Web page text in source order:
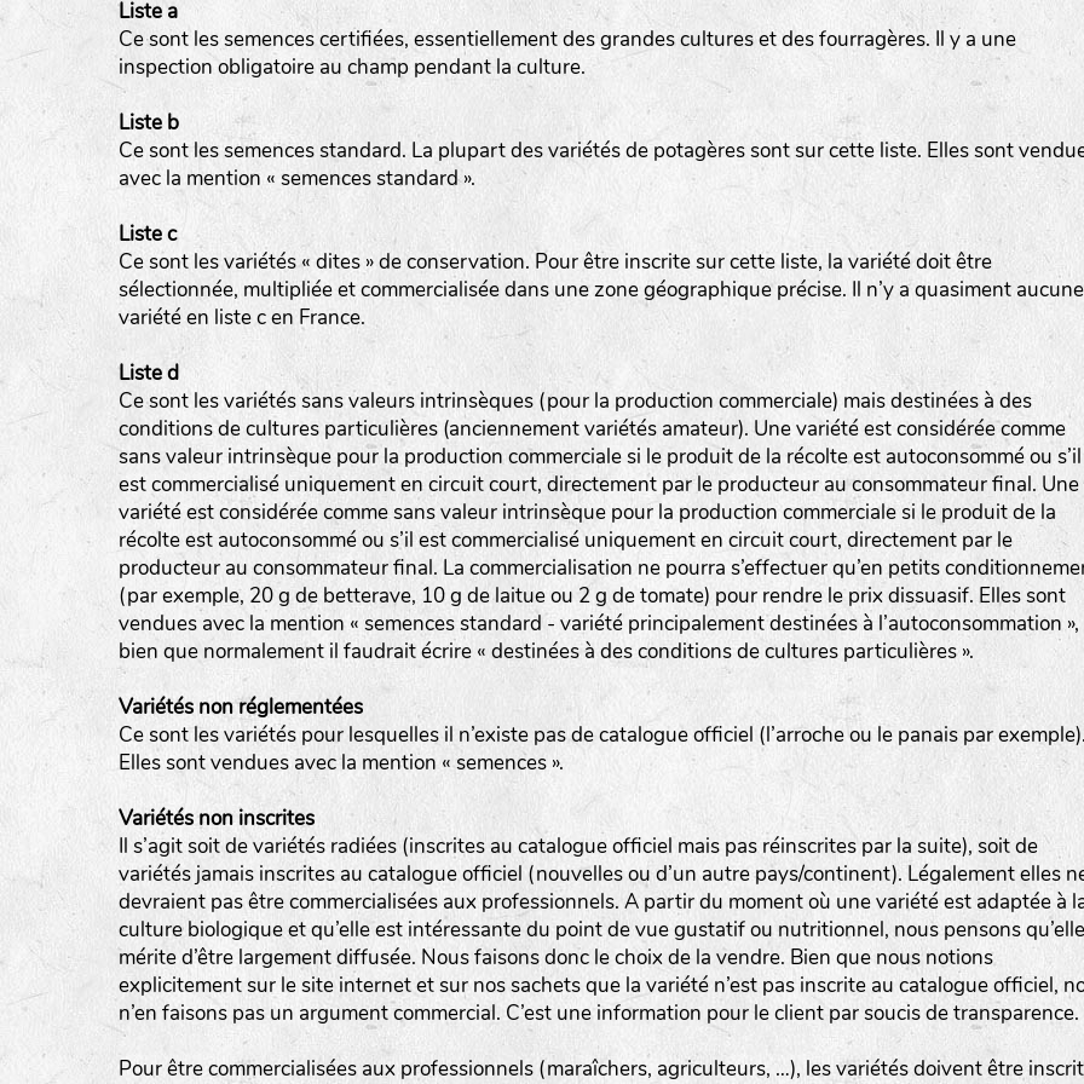
Liste a
Ce sont les semences certifiées, essentiellement des grandes cultures et des fourragères. Il y a une
inspection obligatoire au champ pendant la culture.
Liste b
Ce sont les semences standard. La plupart des variétés de potagères sont sur cette liste. Elles sont
avec la mention « semences standard ».
Liste c
Ce sont les variétés « dites » de conservation. Pour être inscrite sur cette liste, la variété doit être
sélectionnée, multipliée et commercialisée dans une zone géographique précise. Il n’y a quasiment aucune
variété en liste c en France.
Liste d
Ce sont les variétés sans valeurs intrinsèques (pour la production commerciale) mais destinées à des
conditions de cultures particulières (anciennement variétés amateur). Une variété est considérée comme
sans valeur intrinsèque pour la production commerciale si le produit de la récolte est autoconsommé ou s’il
est commercialisé uniquement en circuit court, directement par le producteur au consommateur final. Une
variété est considérée comme sans valeur intrinsèque pour la production commerciale si le produit de la
récolte est autoconsommé ou s’il est commercialisé uniquement en circuit court, directement par le
producteur au consommateur final. La commercialisation ne pourra s’effectuer qu’en petits
(par exemple, 20 g de betterave, 10 g de laitue ou 2 g de tomate) pour rendre le prix dissuasif. Elles sont
vendues avec la mention « semences standard - variété principalement destinées à l’autoconsommation »,
bien que normalement il faudrait écrire « destinées à des conditions de cultures particulières ».
Variétés non réglementées
Ce sont les variétés pour lesquelles il n’existe pas de catalogue officiel (l’arroche ou le panais par
Elles sont vendues avec la mention « semences ».
Variétés non inscrites
Il s’agit soit de variétés radiées (inscrites au catalogue officiel mais pas réinscrites par la suite), soit de
variétés jamais inscrites au catalogue officiel (nouvelles ou d’un autre pays/continent). Légalement elles
devraient pas être commercialisées aux professionnels. A partir du moment où une variété est adaptée à
culture biologique et qu’elle est intéressante du point de vue gustatif ou nutritionnel, nous pensons qu’elle
mérite d’être largement diffusée. Nous faisons donc le choix de la vendre. Bien que nous notions
explicitement sur le site internet et sur nos sachets que la variété n’est pas inscrite au catalogue officiel,
n’en faisons pas un argument commercial. C’est une information pour le client par soucis de transparence.
Pour être commercialisées aux professionnels (maraîchers, agriculteurs, …), les variétés doivent être